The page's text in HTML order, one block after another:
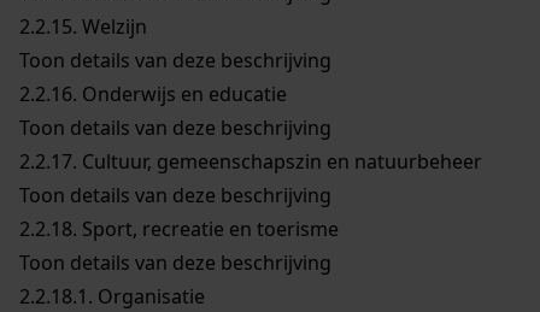
2.2.15. Welzijn
Toon details van deze beschrijving
2.2.16. Onderwijs en educatie
Toon details van deze beschrijving
2.2.17. Cultuur, gemeenschapszin en natuurbeheer
Toon details van deze beschrijving
2.2.18. Sport, recreatie en toerisme
Toon details van deze beschrijving
2.2.18.1. Organisatie